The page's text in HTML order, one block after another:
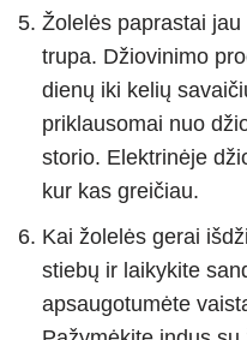
Žolelės paprastai
trupa. Džiovinimo
dienų iki kelių
priklausomai nuo
storio. Elektrinėje
kur kas greičiau.
Kai žolelės gerai
stiebų ir laikykite
apsaugotumėte